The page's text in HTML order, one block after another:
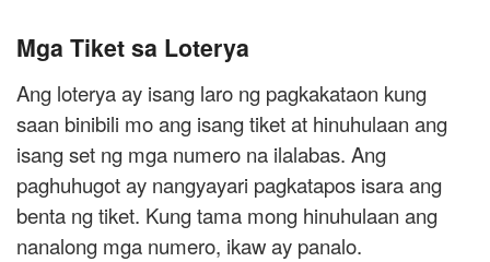
Mga Tiket sa Loterya
Ang loterya ay isang laro ng pagkakataon kung
saan binibili mo ang isang tiket at hinuhulaan ang
isang set ng mga numero na ilalabas. Ang
paghuhugot ay nangyayari pagkatapos isara ang
benta ng tiket. Kung tama mong hinuhulaan ang
nanalong mga numero, ikaw ay panalo.